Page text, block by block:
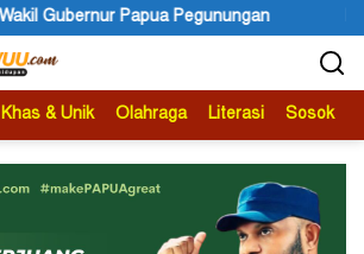
PBB Mengakui Kedaulatan Negara
Khas & Unik Olahraga Literasi Sosok